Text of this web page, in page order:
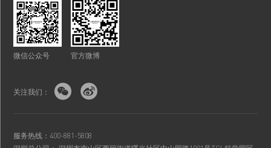
微信公众号 官方微博
关注我们：  
服务热线：400-881-5808